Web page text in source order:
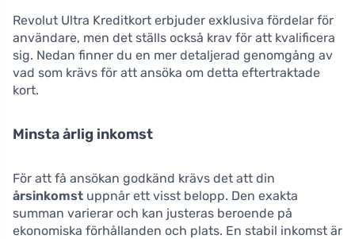
Revolut Ultra Kreditkort erbjuder exklusiva fördelar för
användare, men det ställs också krav för att kvalificera
sig. Nedan finner du en mer detaljerad genomgång av
vad som krävs för att ansöka om detta eftertraktade
kort.
Minsta årlig inkomst
För att få ansökan godkänd krävs det att din
årsinkomst uppnår ett visst belopp. Den exakta
summan varierar och kan justeras beroende på
ekonomiska förhållanden och plats. En stabil inkomst är